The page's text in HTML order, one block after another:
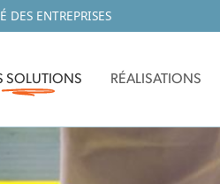
ENTREPRISES
SOLUTIONS RÉALISATIONS